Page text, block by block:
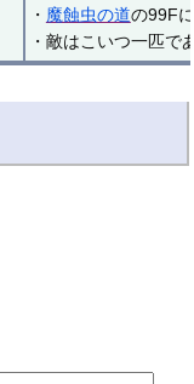
・ 魔蝕虫の道の99F
・敵はこいつ一匹